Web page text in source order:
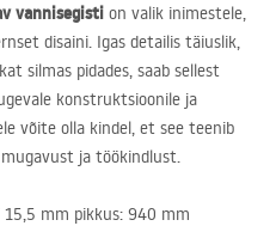
vannisegisti on valik inimestele,
disaini. Igas detailis täiuslik,
silmas pidades, saab sellest
konstruktsioonile ja
võite olla kindel, et see teenib
ja töökindlust.
15,5 mm pikkus: 940 mm